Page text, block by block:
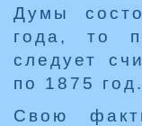
Думы
года, то
следует
по 1875 год.
Свою